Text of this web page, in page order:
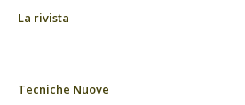
La rivista
Tecniche Nuove